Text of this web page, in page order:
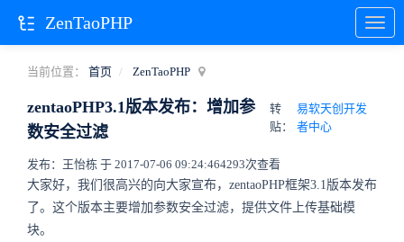
当前位置： 首页 ZenTaoPHP
zentaoPHP3.1版本发布：增加参
数安全过滤
转
贴：
易软天创开发
者中心
发布：王怡栋 于 2017-07-06 09:24:464293次查看
大家好，我们很高兴的向大家宣布，zentaoPHP框架3.1版本发布
了。这个版本主要增加参数安全过滤，提供文件上传基础模
块。
ZenTaoPHP